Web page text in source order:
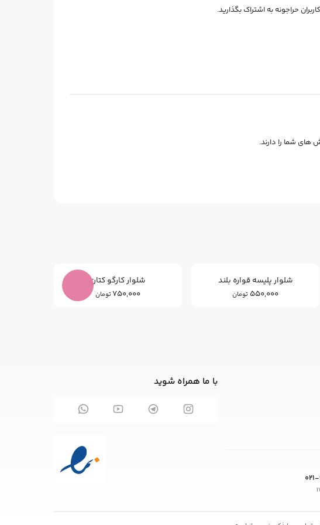
حراجونه به اشتراک بگذارید.
های شما را دارند.
شلوار پلیسه قواره بلند
550,000 تومان
شلوار کارگو کتان
750,000 تومان
با ما همراه شوید